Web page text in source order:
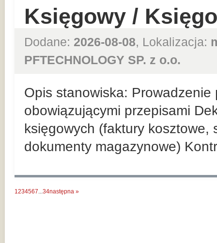
Księgowy /
Dodane: 2026-08-08, Lokalizacja:
PFTECHNOLOGY SP. z o.o.
Opis stanowiska: Prowadzenie
obowiązującymi przepisami
księgowych (faktury
dokumenty magazynowe)
1234567...34następna »